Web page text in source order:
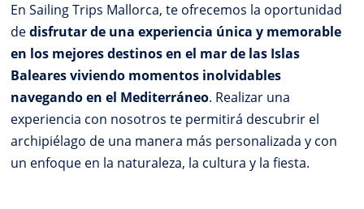
En Sailing Trips Mallorca, te ofrecemos la oportunidad
dedisfrutar de una experiencia única y memorable
en los mejores destinos en el mar de las Islas
Baleares viviendo momentos inolvidables
navegando en el Mediterráneo. Realizar una
experiencia con nosotros te permitirá descubrir el
archipiélago de una manera más personalizada y con
un enfoque en la naturaleza, la cultura y la fiesta.